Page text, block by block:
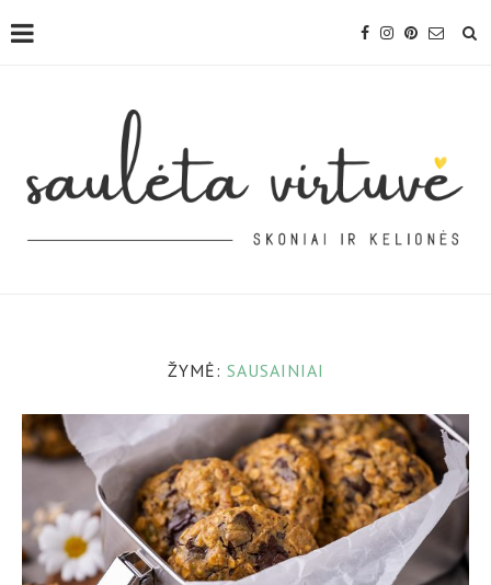
ŽYMĖ: SAUSAINIAI